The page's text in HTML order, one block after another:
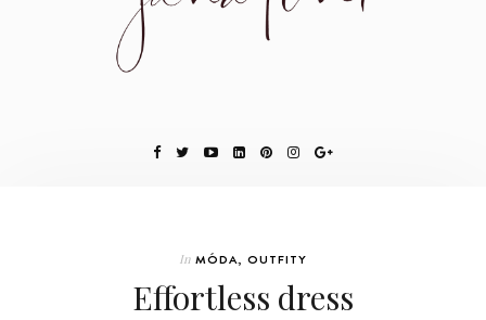
In MÓDA, OUTFITY
Effortless dress